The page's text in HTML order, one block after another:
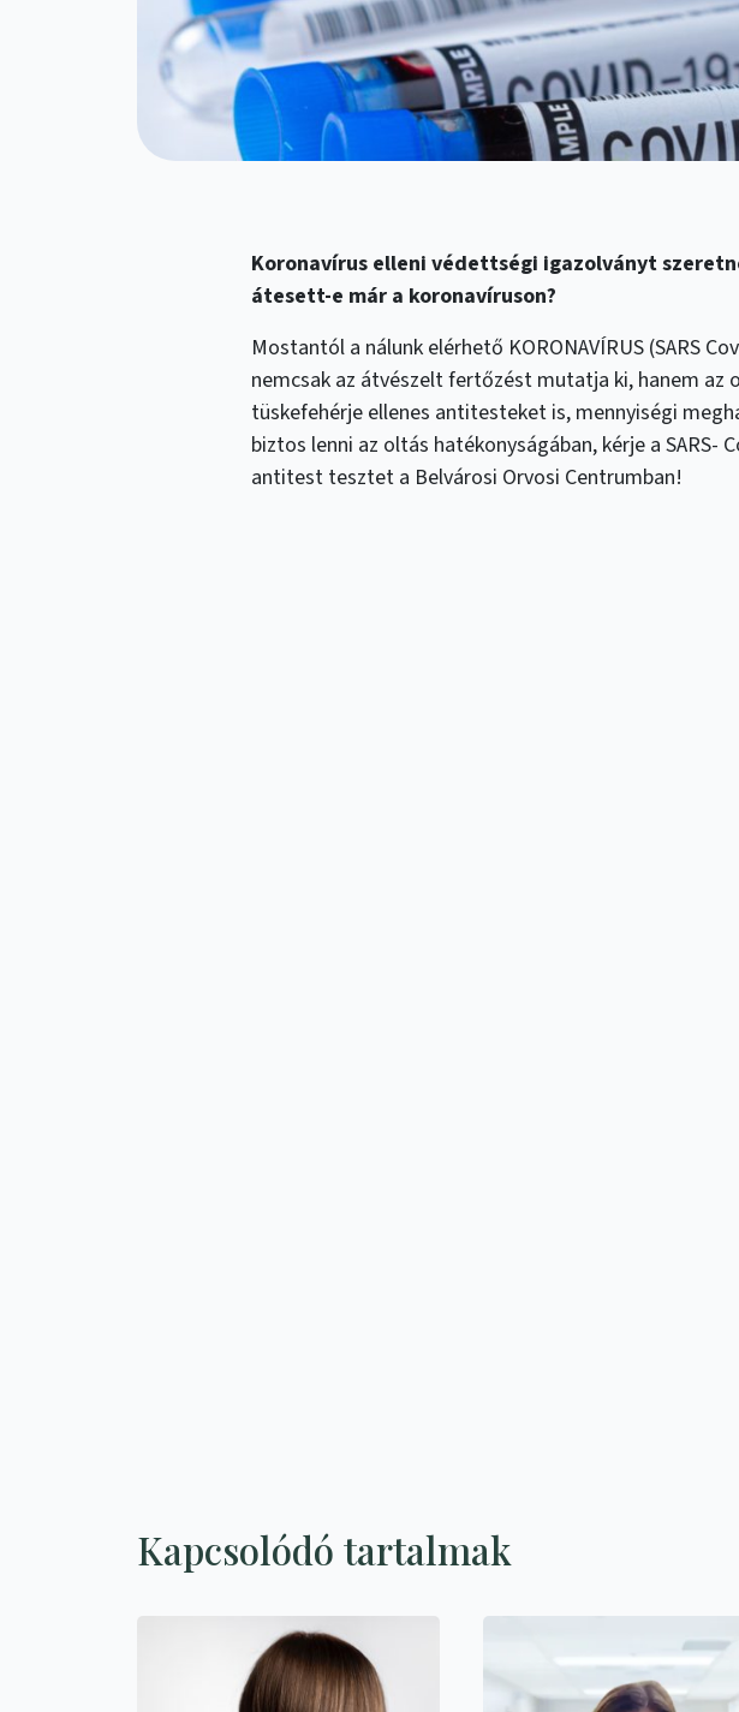
Koronavírus elleni védettségi igazolványt
átesett-e már a koronavíruson?
Mostantól a nálunk elérhető KORONAVÍRUS (SARS
nemcsak az átvészelt fertőzést mutatja ki, hanem az
tüskefehérje ellenes antitesteket is, mennyiségi
biztos lenni az oltás hatékonyságában, kérje a SARS-
antitest tesztet a Belvárosi Orvosi Centrumban!
Kapcsolódó tartalmak